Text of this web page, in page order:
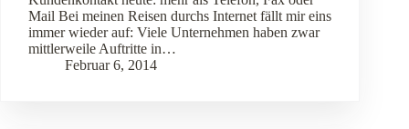
Mail Bei meinen Reisen durchs Internet fällt mir eins
immer wieder auf: Viele Unternehmen haben zwar
mittlerweile Auftritte in…
Februar 6, 2014